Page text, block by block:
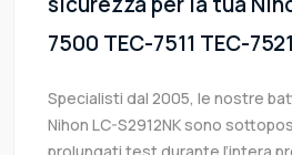
7500 TEC-7511 TEC-
Specialisti dal 2005, le nostre
Nihon LC-S2912NK sono